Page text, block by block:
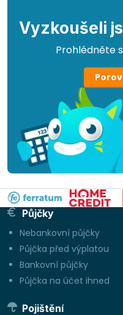
Vyzkoušeli
Prohlédněte
Půjčky
Nebankovní půjčky
Půjčka před výplatou
Bankovní půjčky
Půjčka na účet ihned
Pojištění